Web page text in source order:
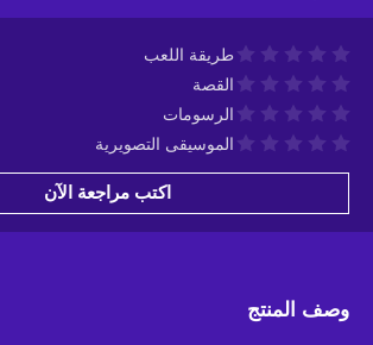
طريقة اللعب
القصة
الرسومات
الموسيقى التصويرية
اكتب مراجعة الآن
وصف المنتج